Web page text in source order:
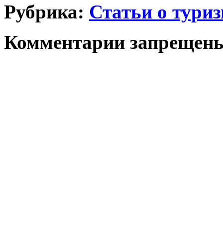
Рубрика: Статьи о
Комментарии